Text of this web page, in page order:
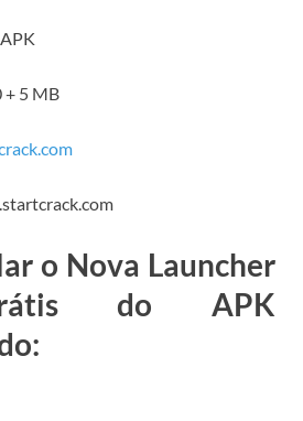
+ 5 MB
o Nova Launcher
do APK